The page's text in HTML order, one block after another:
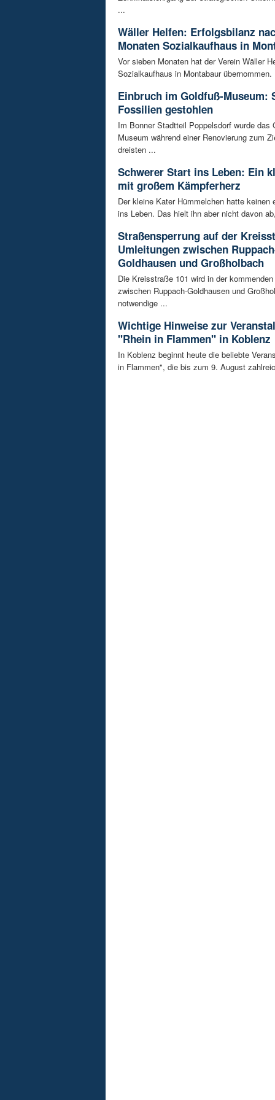
...
Wäller Helfen: Erfolgsbilanz
Monaten Sozialkaufhaus in
Vor sieben Monaten hat der Verein Wäller
Sozialkaufhaus in Montabaur
Einbruch im Goldfuß-Museum:
Fossilien gestohlen
Im Bonner Stadtteil Poppelsdorf wurde das
Museum während einer Renovierung zum
dreisten ...
Schwerer Start ins Leben: Ein
mit großem Kämpferherz
Der kleine Kater Hümmelchen hatte keinen
ins Leben. Das hielt ihn aber nicht davon
Straßensperrung auf der
Umleitungen zwischen
Goldhausen und Großholbach
Die Kreisstraße 101 wird in der
zwischen Ruppach-Goldhausen und
notwendige ...
Wichtige Hinweise zur
"Rhein in Flammen" in Koblenz
In Koblenz beginnt heute die beliebte
in Flammen", die bis zum 9. August